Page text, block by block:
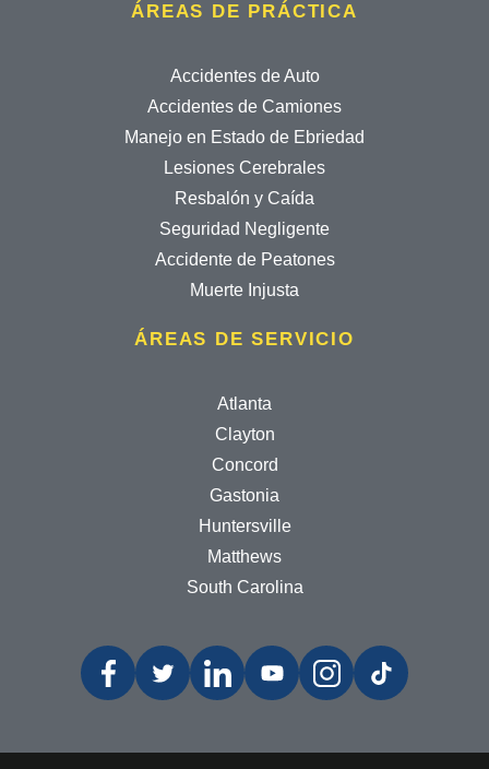
ÁREAS DE PRÁCTICA
Accidentes de Auto
Accidentes de Camiones
Manejo en Estado de Ebriedad
Lesiones Cerebrales
Resbalón y Caída
Seguridad Negligente
Accidente de Peatones
Muerte Injusta
ÁREAS DE SERVICIO
Atlanta
Clayton
Concord
Gastonia
Huntersville
Matthews
South Carolina